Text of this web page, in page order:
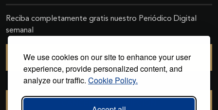
We use cookies on our site to enhance your user
experience, provide personalized content, and
analyze our traffic. Cookie Policy.
Reciba completamente gratis nuestro Periódico Digital
semanal
SUSCRIBIRSE